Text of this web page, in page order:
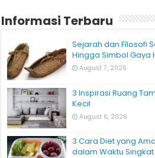
Informasi Terbaru
Sejarah dan Filosofi
Hingga Simbol Gaya
August 7, 2026
3 Inspirasi Ruang
Kecil
August 6, 2026
3 Cara Diet yang
dalam Waktu Singkat